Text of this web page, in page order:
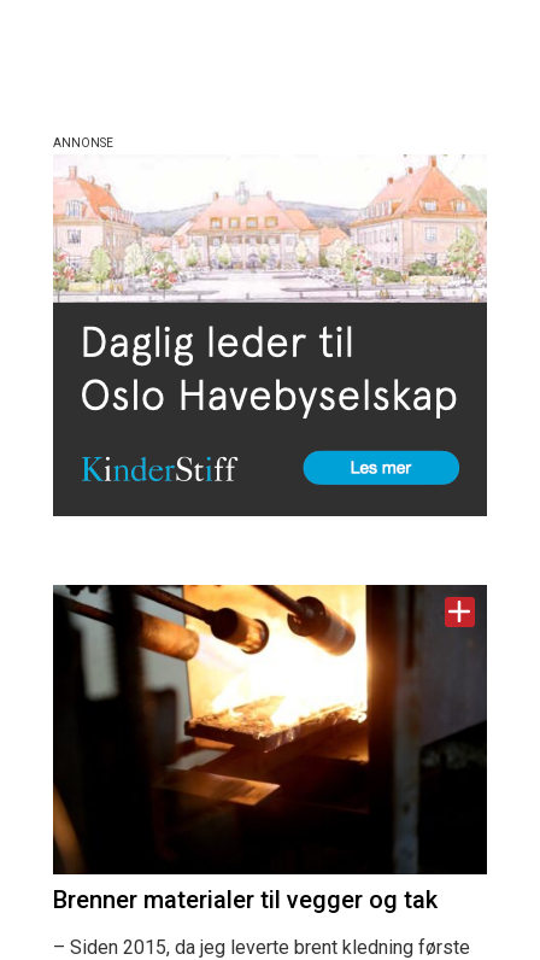
Brenner materialer til vegger og tak
– Siden 2015, da jeg leverte brent kledning første